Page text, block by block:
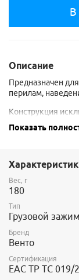
В
Описание
Предназначен
перилам,
Конструкция
Диаметр
Показать
Вес, г
180
Тип
Грузовой зажим
Бренд
Венто
Сертификация
EAC ТР ТС 019/